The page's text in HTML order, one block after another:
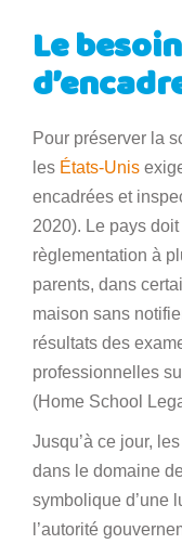
Le
Pour préserver la
les États-Unis
encadrées et
2020). Le pays doit
règlementation à
parents, dans
maison sans
résultats des
professionnelles
(Home School
Jusqu’à ce jour,
dans le domaine
symbolique d’une
l’autorité